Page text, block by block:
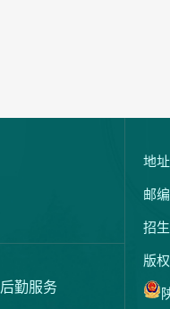
后勤服务
地
邮
招
版